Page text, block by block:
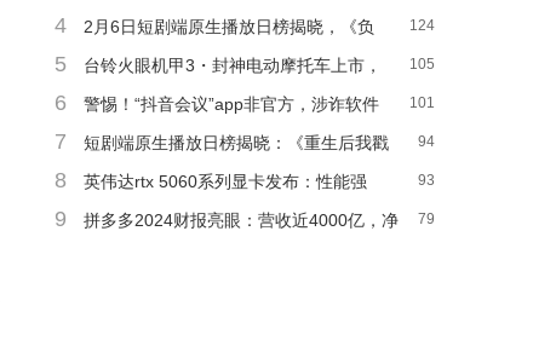
口限时开放
124
4
2月6日短剧端原生播放日榜揭晓，《负
距离溺爱》再夺榜首？
105
5
台铃火眼机甲3・封神电动摩托车上市，
4599元起售，城市越野新选择！
101
6
警惕！“抖音会议”app非官方，涉诈软件
切勿下载
94
7
短剧端原生播放日榜揭晓：《重生后我戳
穿儿媳秘密》领跑
93
8
英伟达rtx 5060系列显卡发布：性能强
劲，起售价299美元
79
9
拼多多2024财报亮眼：营收近4000亿，净